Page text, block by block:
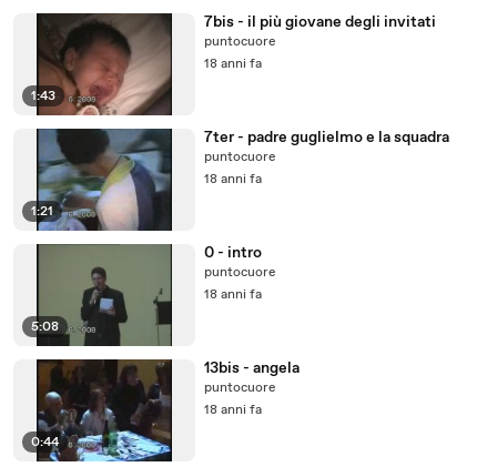
1:43
7bis - il più giovane degli invitati
puntocuore
18 anni fa
1:21
7ter - padre guglielmo e la squadra
puntocuore
18 anni fa
5:08
0 - intro
puntocuore
18 anni fa
0:44
13bis - angela
puntocuore
18 anni fa